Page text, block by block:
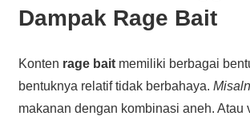
Dampak Rage Bait
Konten rage baitmemiliki berbagai
bentuknya relatif tidak berbahaya.
makanan dengan kombinasi aneh. Atau